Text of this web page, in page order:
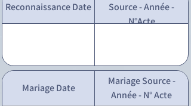
Reconnaissance Date
Source - Année -
N°Acte
Mariage Date
Mariage Source -
Année - N° Acte